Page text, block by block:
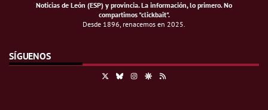
Noticias de León (ESP) y provincia. La información, lo primero.No
compartimos "clickbait".
Desde 1896, renacemos en 2025.
SÍGUENOS
BlueskyInstagramGoogle Discover